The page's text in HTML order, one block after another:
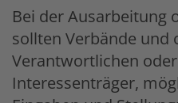
Bei der Ausarbeitung
sollten Verbände und
Verantwortlichen
Interessenträger,